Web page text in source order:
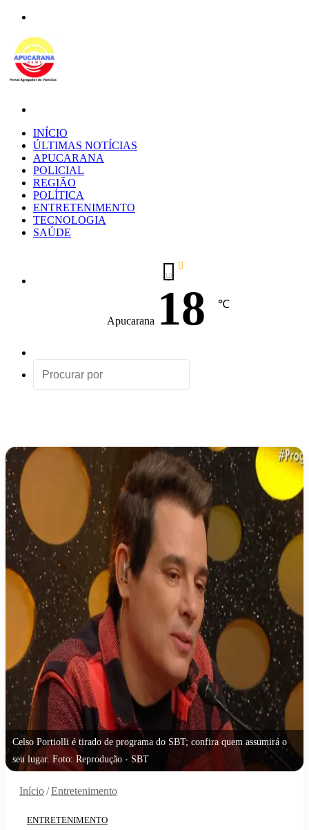
INÍCIO
ÚLTIMAS NOTÍCIAS
APUCARANA
POLICIAL
REGIÃO
POLÍTICA
ENTRETENIMENTO
TECNOLOGIA
SAÚDE
Apucarana 18 ℃
aleatório
Celso Portiolli é tirado de programa do SBT; confira quem assumirá o
seu lugar. Foto: Reprodução - SBT
Início/Entretenimento
ENTRETENIMENTO